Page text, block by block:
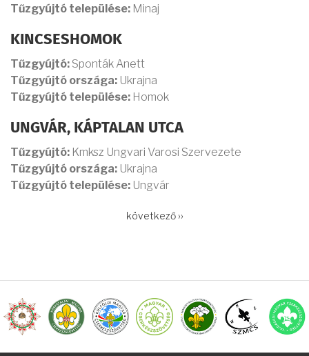
Tűzgyújtó települése: Minaj
KINCSESHOMOK
Tűzgyújtó: Sponták Anett
Tűzgyújtó országa: Ukrajna
Tűzgyújtó települése: Homok
UNGVÁR, KÁPTALAN UTCA
Tűzgyújtó: Kmksz Ungvari Varosi Szervezete
Tűzgyújtó országa: Ukrajna
Tűzgyújtó települése: Ungvár
Következő
következő ››